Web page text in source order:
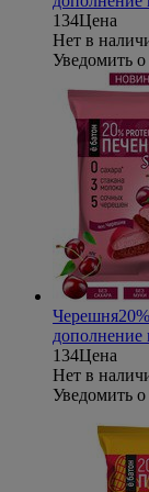
134Цена
Нет в
Уведомить
Черешня
дополнение
134Цена
Нет в
Уведомить